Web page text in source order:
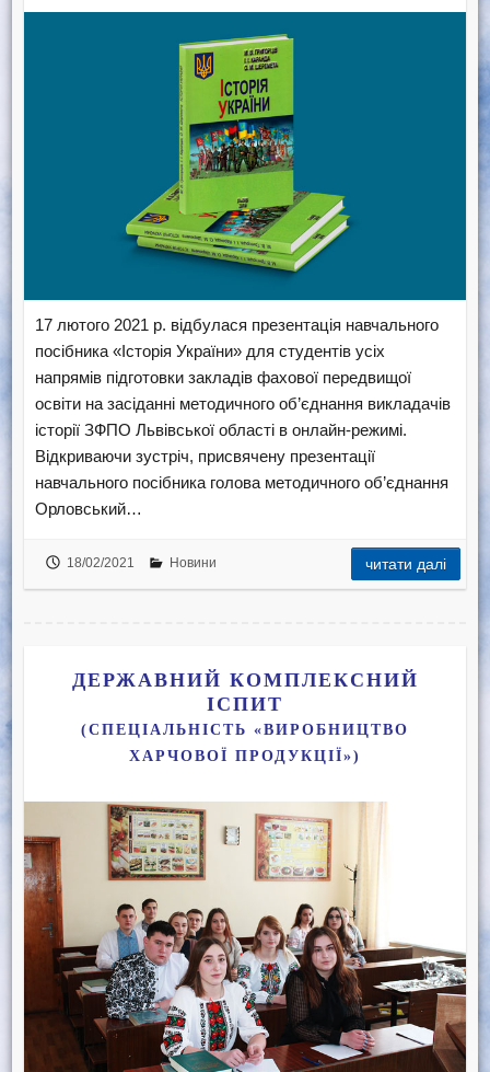
17 лютого 2021 р. відбулася презентація навчального
посібника «Історія України» для студентів усіх
напрямів підготовки закладів фахової передвищої
освіти на засіданні методичного об’єднання викладачів
історії ЗФПО Львівської області в онлайн-режимі.
Відкриваючи зустріч, присвячену презентації
навчального посібника голова методичного об’єднання
Орловський…
18/02/2021 Новини читати далі
ДЕРЖАВНИЙ КОМПЛЕКСНИЙ
ІСПИТ
(СПЕЦІАЛЬНІСТЬ «ВИРОБНИЦТВО
ХАРЧОВОЇ ПРОДУКЦІЇ»)